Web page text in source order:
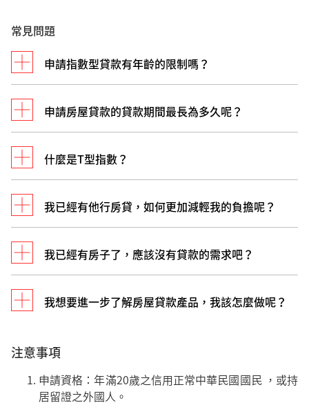
常見問題
申請指數型貸款有年齡的限制嗎？
申請房屋貸款的貸款期間最長為多久呢？
惟實際貸款期間仍須以本行最終審核結果為主。
什麼是T型指數？
基準而訂定。
我已經有他行房貸，如何更加減輕我的負擔呢？
有機會進一步增加您的貸款額度，以利您的理財規
我已經有房子了，應該沒有貸款的需求吧？
運用在其他投資理財規劃，以創造更多的財富。
我想要進一步了解房屋貸款產品，我該怎麼做呢？
歡迎親臨星展銀行（台灣）各分行或至
數型房貸網頁留下聯絡資訊，將有專人與您聯繫。
注意事項
申請資格：年滿20歲之信用正常中華民國國民 ，或持
居留證之外國人。